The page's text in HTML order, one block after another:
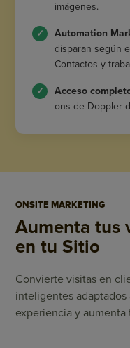
imágenes.
Automation
disparan según
Contactos y
Acceso
ons de Doppler
ONSITE MARKETING
Aumenta tus
en tu Sitio
Convierte visitas en
inteligentes adaptados
experiencia y